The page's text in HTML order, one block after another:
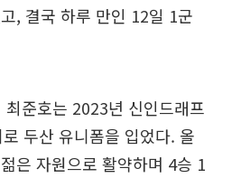
, 결국 하루 만인 12일 1군
준호는 2023년 신인드래프
두산 유니폼을 입었다. 올
은 자원으로 활약하며 4승 1